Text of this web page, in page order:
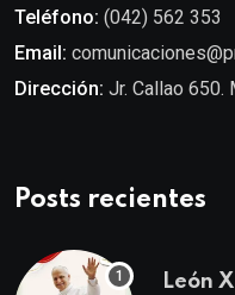
Teléfono: (042) 562 353
Email:
Dirección: Jr. Callao 650.
Posts recientes
León